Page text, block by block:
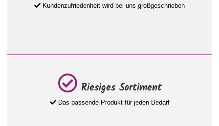
Kundenzufriedenheit wird bei uns großgeschrieben
Riesiges Sortiment
Das passende Produkt für jeden Bedarf